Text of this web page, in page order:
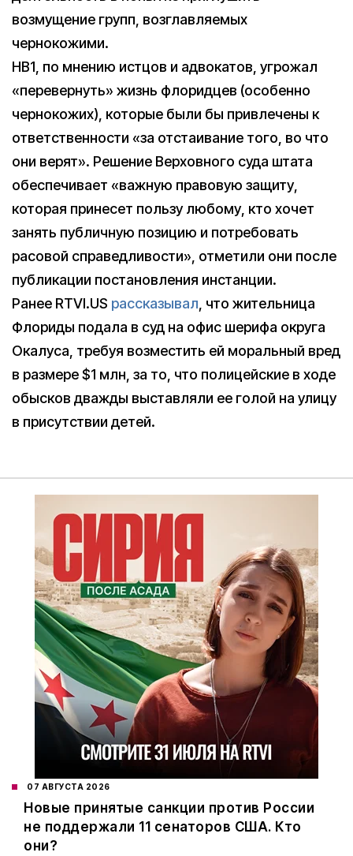
возмущение групп, возглавляемых
чернокожими.
HB1, по мнению истцов и адвокатов, угрожал
«перевернуть» жизнь флоридцев (особенно
чернокожих), которые были бы привлечены к
ответственности «за отстаивание того, во что
они верят». Решение Верховного суда штата
обеспечивает «важную правовую защиту,
которая принесет пользу любому, кто хочет
занять публичную позицию и потребовать
расовой справедливости», отметили они после
публикации постановления инстанции.
Ранее RTVI.US рассказывал, что жительница
Флориды подала в суд на офис шерифа округа
Окалуса, требуя возместить ей моральный вред
в размере $1 млн, за то, что полицейские в ходе
обысков дважды выставляли ее голой на улицу
в присутствии детей.
07 АВГУСТА 2026
Новые принятые санкции против России
не поддержали 11 сенаторов США. Кто
они?